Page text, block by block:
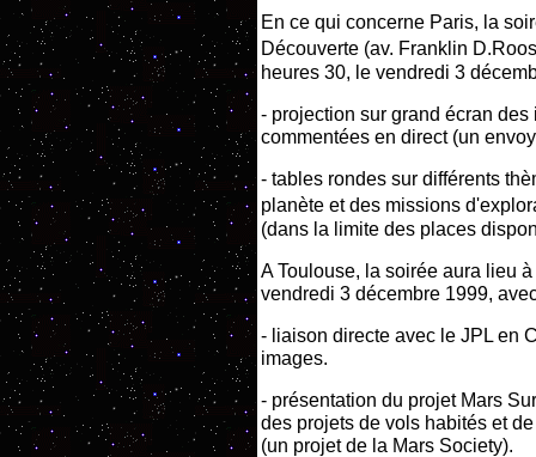
En ce qui concerne Paris, la
Découverte (av. Franklin
heures 30, le vendredi 3
- projection sur grand écran
commentées en direct (un
- tables rondes sur différents
planète et des missions
(dans la limite des places
A Toulouse, la soirée aura lieu
vendredi 3 décembre 1999,
- liaison directe avec le JPL en
images.
- présentation du projet Mars
des projets de vols habités et
(un projet de la Mars Society).